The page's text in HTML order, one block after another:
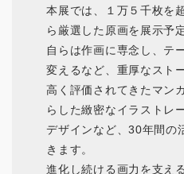
本展では、１万５千枚を
ら厳選した原画を展示予
自らは作画に専念し、テ
変えるなど、重厚なスト
高く評価されてきたマン
らした緻密なイラストレ
デザインなど、30年間の
きます。
進化し続ける画力を支え